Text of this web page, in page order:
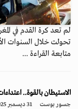
لم تعد كرة القدم في
تحولت خلال السنوات
متابعة القراءة ...
الاستيطان بالقوة..
جسور بوست 31 ديسمبر 2025 - 14:07